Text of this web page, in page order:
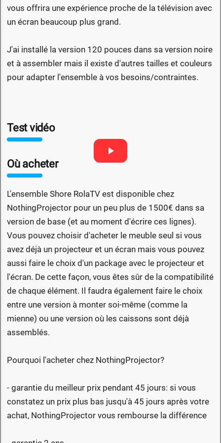
vous offrira une expérience proche de la télévision avec
un écran beaucoup plus grand.
J'ai installé la version 120 pouces dans sa version noire
et à assembler mais il existe d'autres tailles et couleurs
pour adapter l'ensemble à vos besoins/contraintes.
Test vidéo
Où acheter
L'ensemble Shore RolaTV est disponible chez
NothingProjector pour un peu plus de 1500€ dans sa
version de base (et au moment d'écrire ces lignes).
Vous pouvez choisir d'acheter le meuble seul si vous
avez déjà un projecteur et un écran mais vous pouvez
aussi faire le choix d'un package avec le projecteur et
l'écran. De cette façon, vous êtes sûr de la compatibilité
de chaque élément. Il faudra également faire le choix
entre une version à monter soi-même (comme la
mienne) ou une version où les caissons sont déjà
assemblés.
Pourquoi l'acheter chez NothingProjector?
- garantie du meilleur prix pendant 45 jours: si vous
constatez un prix plus bas jusqu'à 45 jours après votre
achat, NothingProjector vous rembourse la différence